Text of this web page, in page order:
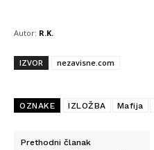
Autor: R.K.
IZVOR nezavisne.com
OZNAKE IZLOŽBA Mafija
Prethodni članak